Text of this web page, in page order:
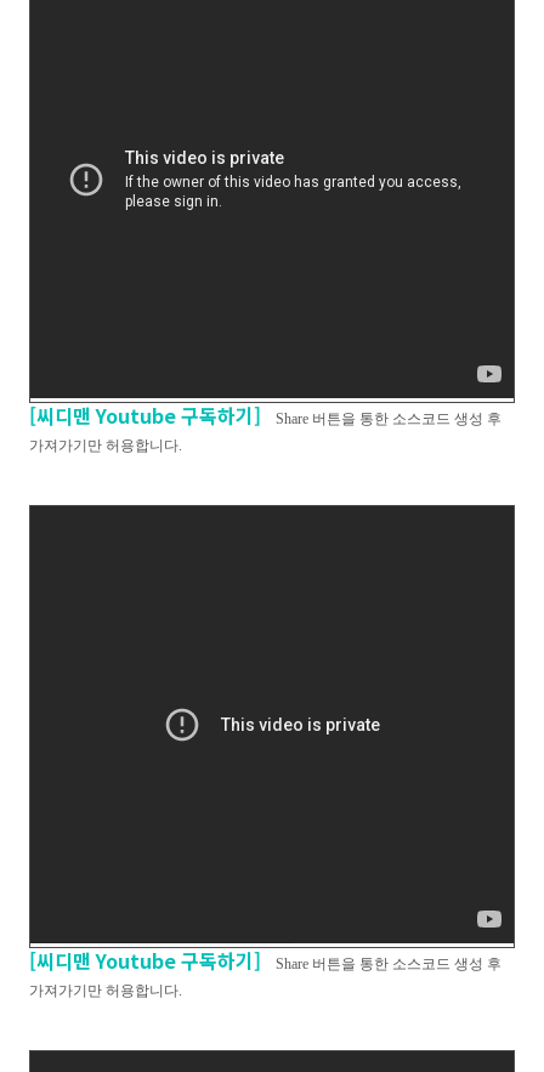
[씨디맨 Youtube 구독하기]
Share 버튼을 통한 소스코드 생성 후
가져가기만 허용합니다.
[씨디맨 Youtube 구독하기]
Share 버튼을 통한 소스코드 생성 후
가져가기만 허용합니다.